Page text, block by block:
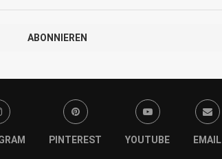
ABONNIEREN
PINTEREST YOUTUBE EMAIL